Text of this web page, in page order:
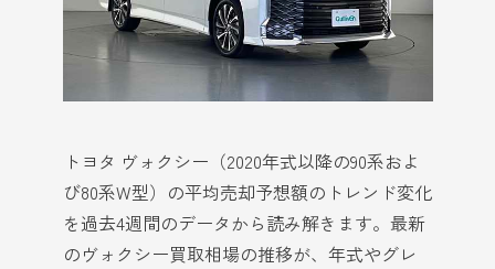
トヨタ ヴォクシー（2020年式以降の90系およ
び80系W型）の平均売却予想額のトレンド変化
を過去4週間のデータから読み解きます。最新
のヴォクシー買取相場の推移が、年式やグレ